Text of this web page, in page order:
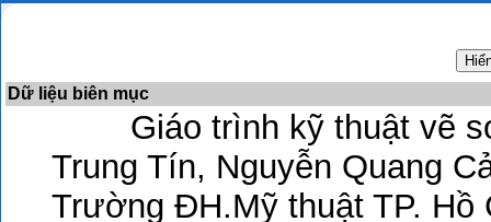
Dữ liệu biên mục
Giáo trình kỹ thuật vẽ
Trung Tín, Nguyễn Quang
Trường ĐH.Mỹ thuật TP.